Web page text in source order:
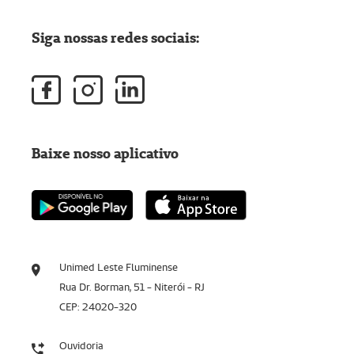
Unimed Leste Fluminense
Rua Dr. Borman, 51 - Niterói - RJ
CEP: 24020-320
Ouvidoria
Siga nossas redes sociais:
Baixe nosso aplicativo